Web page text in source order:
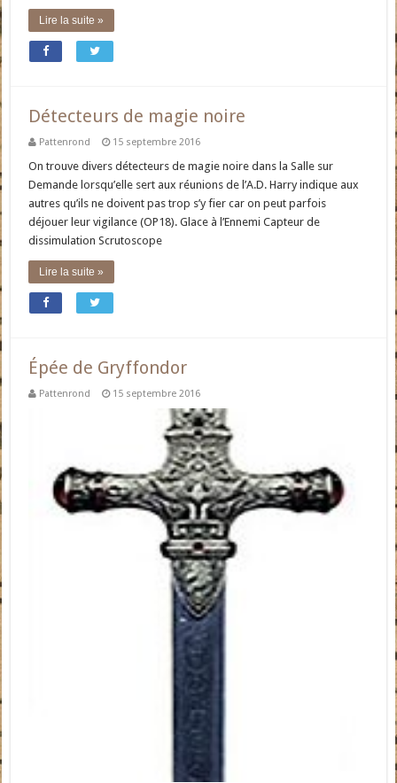
Lire la suite »
Détecteurs de magie noire
Pattenrond 15 septembre 2016
On trouve divers détecteurs de magie noire dans la Salle sur
Demande lorsqu’elle sert aux réunions de l’A.D. Harry indique aux
autres qu’ils ne doivent pas trop s’y fier car on peut parfois
déjouer leur vigilance (OP18). Glace à l’Ennemi Capteur de
dissimulation Scrutoscope
Lire la suite »
Épée de Gryffondor
Pattenrond 15 septembre 2016